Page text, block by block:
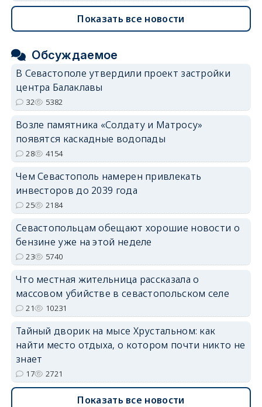
Показать все новости
Обсуждаемое
В Севастополе утвердили проект застройки
центра Балаклавы
32 5382
Возле памятника «Солдату и Матросу»
появятся каскадные водопады
28 4154
Чем Севастополь намерен привлекать
инвесторов до 2039 года
25 2184
Севастопольцам обещают хорошие новости о
бензине уже на этой неделе
23 5740
Что местная жительница рассказала о
массовом убийстве в севастопольском селе
21 10231
Тайный дворик на мысе Хрустальном: как
найти место отдыха, о котором почти никто не
знает
17 2721
Показать все новости